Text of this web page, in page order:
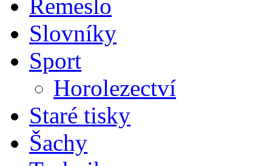
Řemeslo
Slovníky
Sport
Horolezectví
Staré tisky
Šachy